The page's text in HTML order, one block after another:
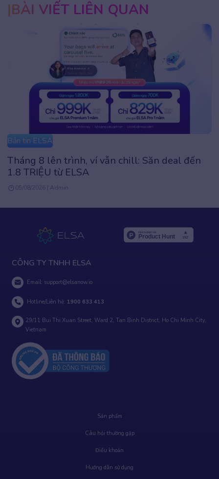
BÀI VIẾT LIÊN QUAN
Bản tin ELSA
Tháng 8 lên trình, ví vẫn chill: Săn deal đến
1.8 TRIỆU từ ELSA
05/08/2026 | Admin
CÔNG TY TNHH ELSA
Email: support@elsanow.io
Hotline/Liên hệ: 1900 633 413
29/11 Bui Thi Xuan Street, Ward 2, Tan Binh District, Ho Chi Minh City,
Vietnam
Sản phẩm
Câu hỏi thường gặp
Điều khoản
Hướng dẫn sử dụng